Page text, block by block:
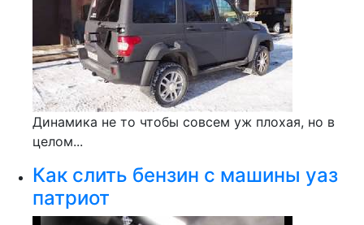
Динамика не то чтобы совсем уж плохая, но в
целом...
Как слить бензин с машины уаз
патриот